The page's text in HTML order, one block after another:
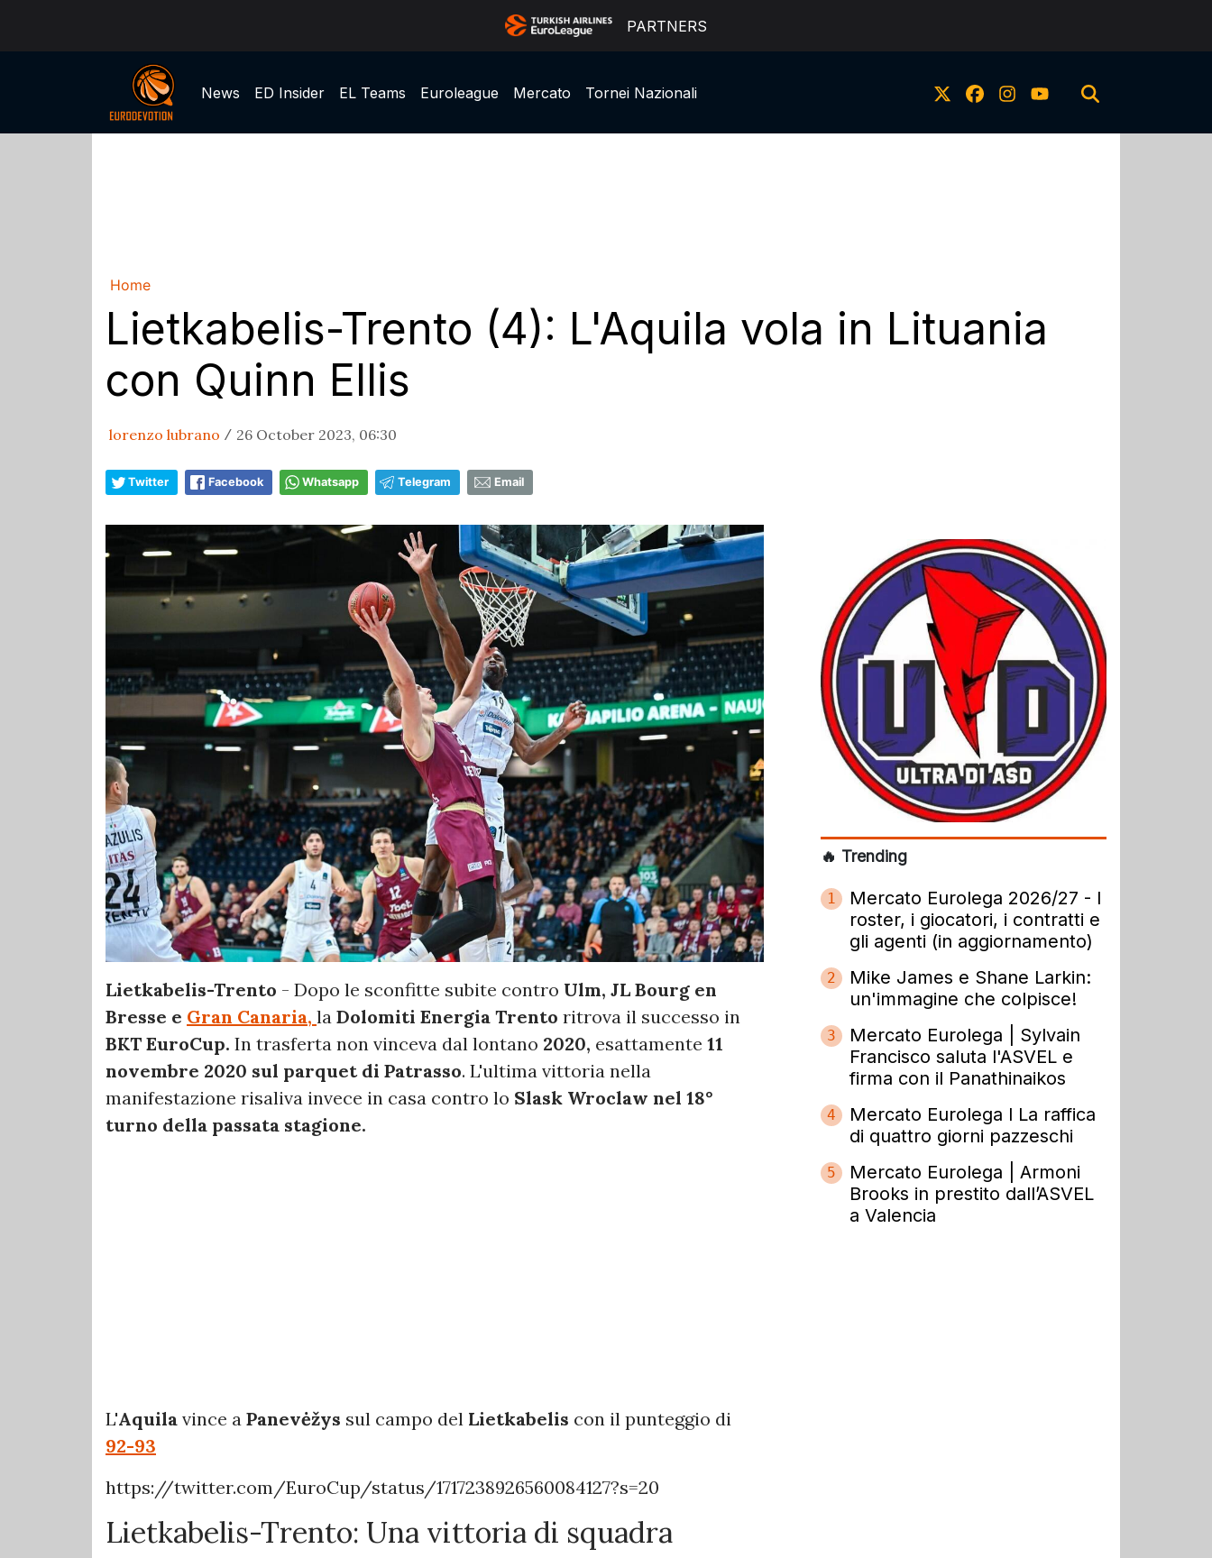
PARTNERS
News ED Insider EL Teams Euroleague Mercato Tornei Nazionali
Home
Lietkabelis-Trento (4): L'Aquila vola in Lituania
con Quinn Ellis
lorenzo lubrano / 26 October 2023, 06:30
Twitter Facebook Whatsapp Telegram Email
Lietkabelis-Trento - Dopo le sconfitte subite contro Ulm, JL Bourg en
Bresse e Gran Canaria, la Dolomiti Energia Trento ritrova il successo in
BKT EuroCup. In trasferta non vinceva dal lontano 2020, esattamente 11
novembre 2020 sul parquet di Patrasso. L'ultima vittoria nella
manifestazione risaliva invece in casa contro lo Slask Wroclaw nel 18°
turno della passata stagione.
L'Aquila vince a Panevėžys sul campo del Lietkabelis con il punteggio di
92-93
https://twitter.com/EuroCup/status/1717238926560084127?s=20
Lietkabelis-Trento: Una vittoria di squadra
🔥 Trending
1
Mercato Eurolega 2026/27 - I
roster, i giocatori, i contratti e
gli agenti (in aggiornamento)
2
Mike James e Shane Larkin:
un'immagine che colpisce!
3
Mercato Eurolega | Sylvain
Francisco saluta l'ASVEL e
firma con il Panathinaikos
4
Mercato Eurolega l La raffica
di quattro giorni pazzeschi
5
Mercato Eurolega | Armoni
Brooks in prestito dall’ASVEL
a Valencia